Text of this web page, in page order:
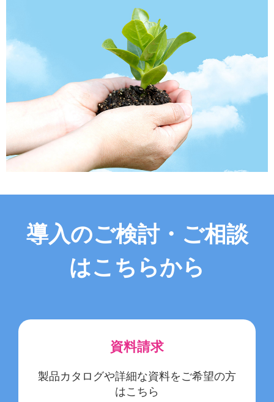
導入のご検討・ご相談
はこちらから
資料請求
製品カタログや詳細な資料をご希望の方
はこちら